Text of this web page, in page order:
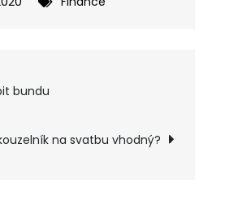
bundu
na svatbu vhodný?